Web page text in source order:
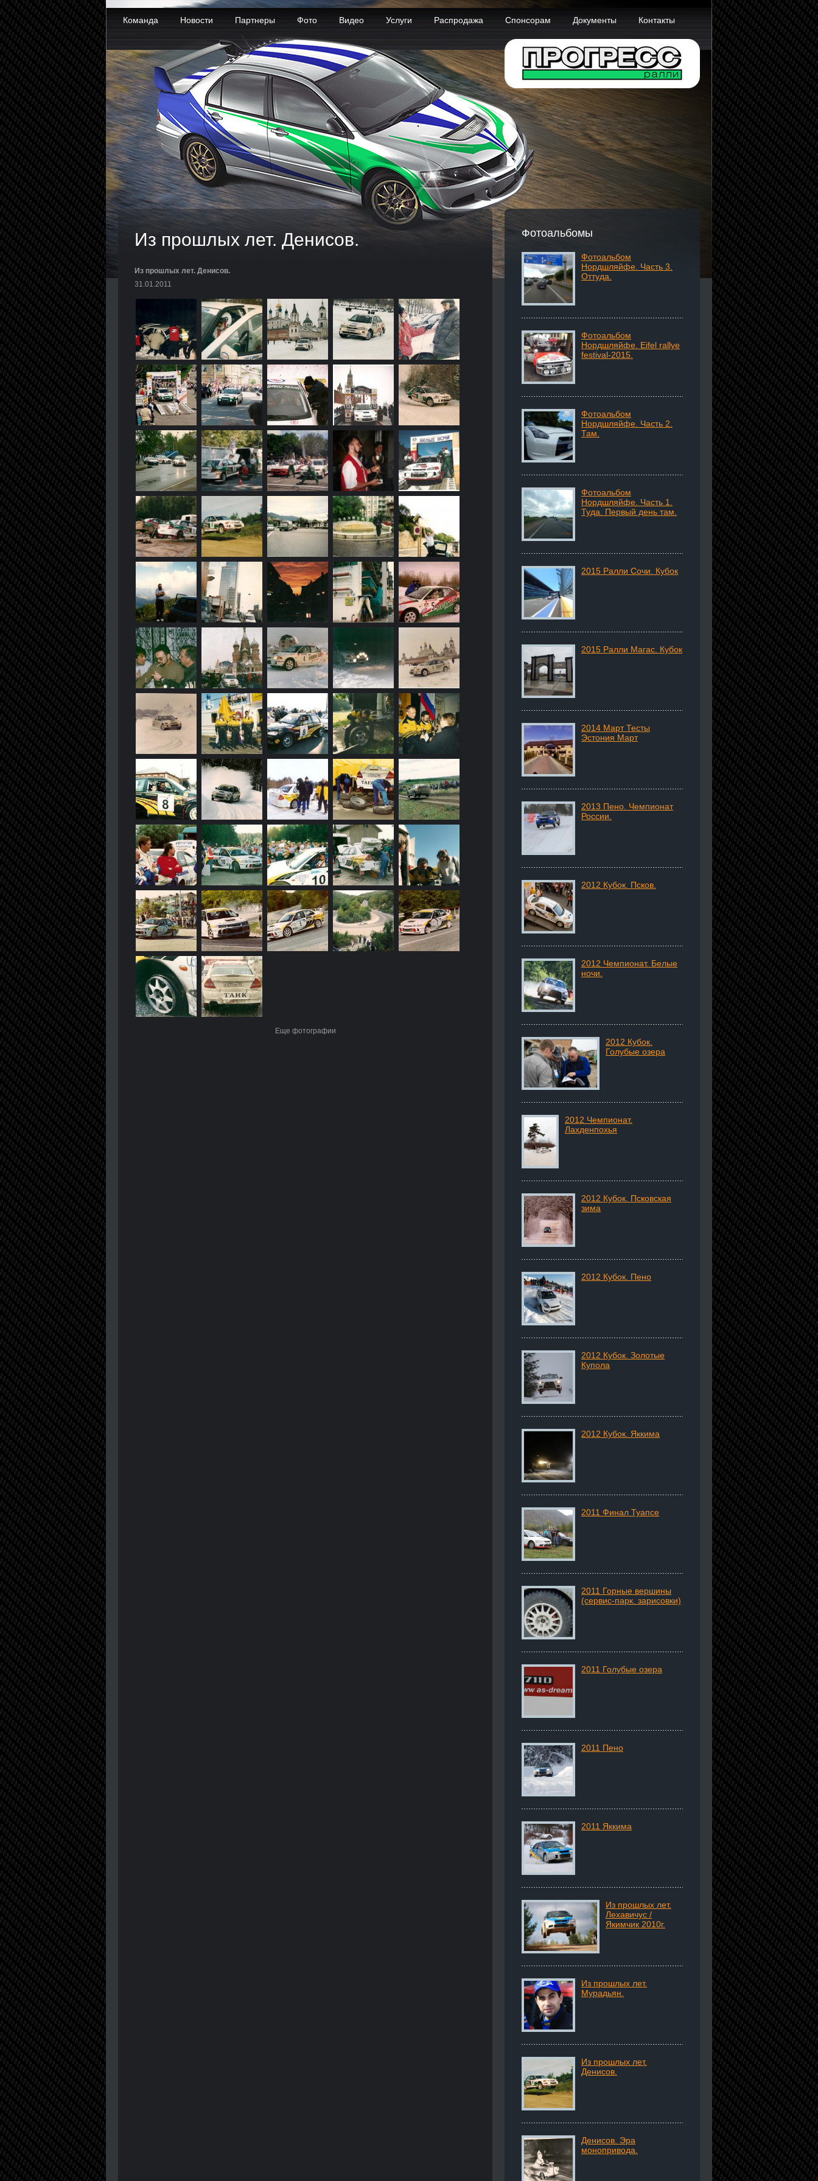
Команда Новости Партнеры Фото Видео Услуги Распродажа Спонсорам Документы Контакты
Из прошлых лет. Денисов.
Из прошлых лет. Денисов.
31.01.2011
Еще фотографии
Фотоальбомы
Фотоальбом
Нордшляйфе. Часть 3.
Оттуда.
Фотоальбом
Нордшляйфе. Eifel rallye
festival-2015.
Фотоальбом
Нордшляйфе. Часть 2.
Там.
Фотоальбом
Нордшляйфе. Часть 1.
Туда. Первый день там.
2015 Ралли Сочи. Кубок
2015 Ралли Магас. Кубок
2014 Март Тесты
Эстония Март
2013 Пено. Чемпионат
России.
2012 Кубок. Псков.
2012 Чемпионат. Белые
ночи.
2012 Кубок.
Голубые озера
2012 Чемпионат.
Лахденпохья
2012 Кубок. Псковская
зима
2012 Кубок. Пено
2012 Кубок. Золотые
Купола
2012 Кубок. Яккима
2011 Финал Туапсе
2011 Горные вершины
(сервис-парк. зарисовки)
2011 Голубые озера
2011 Пено
2011 Яккима
Из прошлых лет.
Лехавичус /
Якимчик 2010г.
Из прошлых лет.
Мурадьян.
Из прошлых лет.
Денисов.
Денисов. Эра
монопривода.